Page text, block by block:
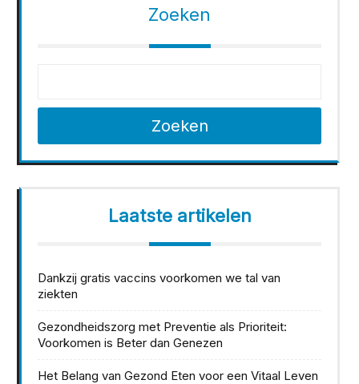
Zoeken
Zoeken
Laatste artikelen
Dankzij gratis vaccins voorkomen we tal van
ziekten
Gezondheidszorg met Preventie als Prioriteit:
Voorkomen is Beter dan Genezen
Het Belang van Gezond Eten voor een Vitaal Leven